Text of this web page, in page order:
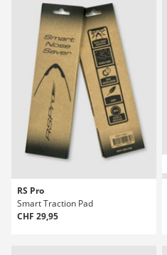
RS Pro
Smart Traction Pad
CHF 29,95